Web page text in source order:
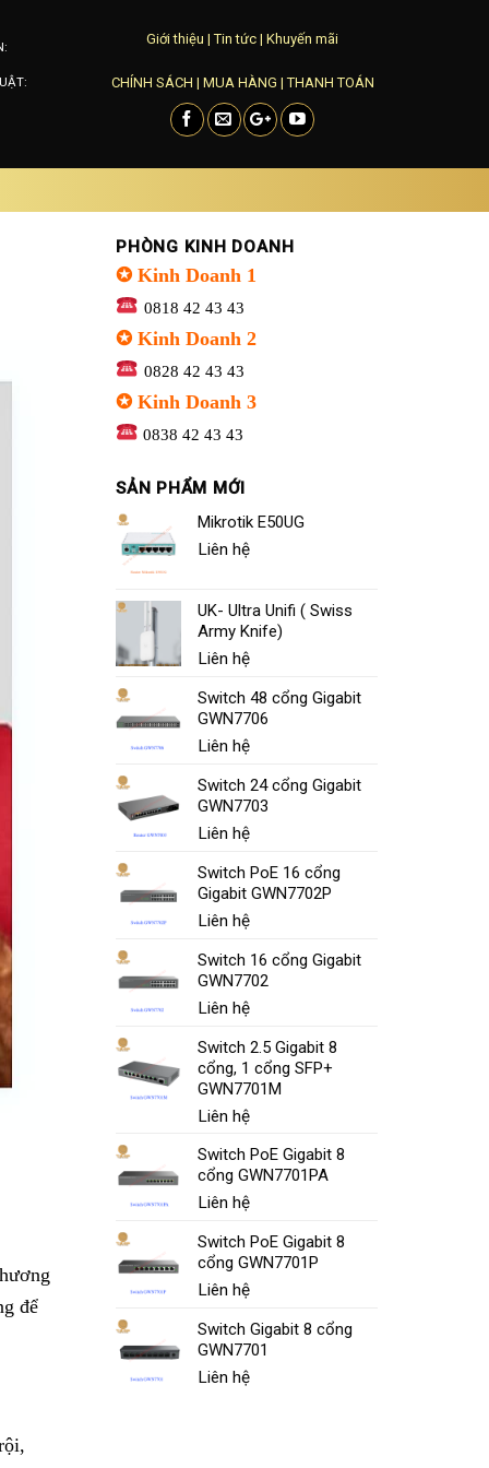
Giới thiệu |Tin tức | Khuyến mãi
CHÍNH SÁCH | MUA HÀNG |THANH TOÁN
để
PHÒNG KINH DOANH
✪ Kinh Doanh 1
0818 42 43 43
✪ Kinh Doanh 2
0828 42 43 43
✪ Kinh Doanh 3
0838 42 43 43
SẢN PHẨM MỚI
Mikrotik E50UG
Liên hệ
UK- Ultra Unifi ( Swiss
Army Knife)
Liên hệ
Switch 48 cổng Gigabit
GWN7706
Liên hệ
Switch 24 cổng Gigabit
GWN7703
Liên hệ
Switch PoE 16 cổng
Gigabit GWN7702P
Liên hệ
Switch 16 cổng Gigabit
GWN7702
Liên hệ
Switch 2.5 Gigabit 8
cổng, 1 cổng SFP+
GWN7701M
Liên hệ
Switch PoE Gigabit 8
cổng GWN7701PA
Liên hệ
Switch PoE Gigabit 8
cổng GWN7701P
Liên hệ
Switch Gigabit 8 cổng
GWN7701
Liên hệ